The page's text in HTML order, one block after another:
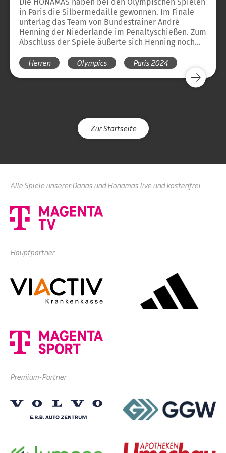
Die HONAMAS haben bei den Olympischen Spielen
in Paris die Silbermedaille gewonnen. Im Finale
unterlag das Team von Bundestrainer André
Henning der Niederlande im Penaltyschießen. Zum
Abschluss der Spiele äußerte sich Henning noch
Herren Olympics Paris 2024
Zur Startseite
Alle Spiele unserer Danas und Honamas live und kostenfrei
Hauptpartner
Premium-Partner